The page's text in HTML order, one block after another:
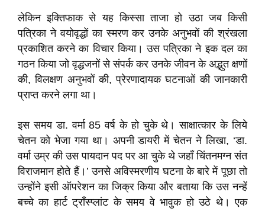
लेकिन इक्तिफाक से यह किस्सा ताजा हो उठा जब किसी
पत्रिका ने वयोवृद्धों का स्मरण कर उनके अनुभवों की श्रंखला
प्रकाशित करने का विचार किया। उस पत्रिका ने इक दल का
गठन किया जो वृद्धजनों से संपर्क कर उनके जीवन के अद्भुत क्षणों
की, विलक्षण अनुभवों की, प्रेरणादायक घटनाओं की जानकारी
प्राप्त करने लगा था।
इस समय डा. वर्मा 85 वर्ष के हो चुके थे। साक्षात्कार के लिये
चेतन को भेजा गया था। अपनी डायरी में चेतन ने लिखा, ‘डा.
वर्मा उम्र की उस पायदान पद पर आ चुके थे जहाँ चिंतनमग्न संत
विराजमान होते हैं।’ उनसे अविस्मरणीय घटना के बारे में पूछा तो
उन्होंने इसी ऑपरेशन का जिक्र किया और बताया कि उस नन्हें
बच्चे का हार्ट ट्राँस्प्लांट के समय वे भावुक हो उठे थे। एक